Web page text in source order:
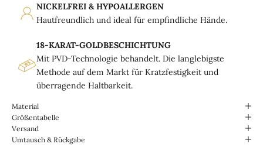
NICKELFREI & HYPOALLERGEN
Hautfreundlich und ideal für empfindliche Hände.
18-KARAT-GOLDBESCHICHTUNG
Mit PVD-Technologie behandelt. Die langlebigste
Methode auf dem Markt für Kratzfestigkeit und
überragende Haltbarkeit.
Material
Größentabelle
Versand
Umtausch & Rückgabe